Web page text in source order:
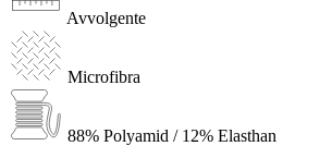
Avvolgente
Microfibra
88% Polyamid / 12% Elasthan